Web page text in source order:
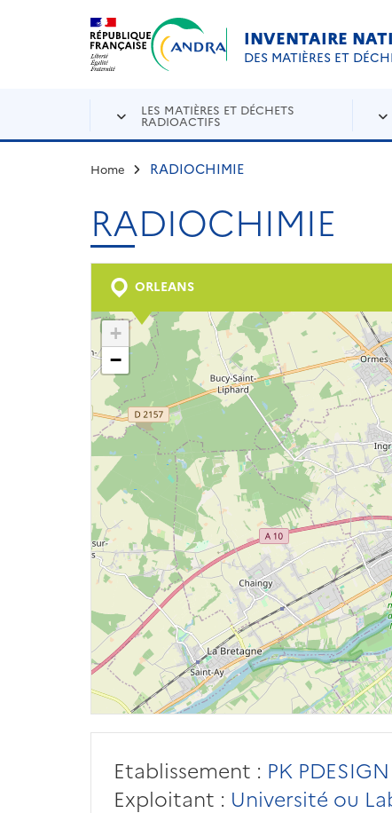
Aller au contenu principal
INVENTAIRE
DES MATIÈRES ET
LES MATIÈRES ET DÉCHETS
RADIOACTIFS
Home RADIOCHIMIE
RADIOCHIMIE
ORLEANS
+
−
Etablissement : PK PDESIGN
Exploitant : Université ou